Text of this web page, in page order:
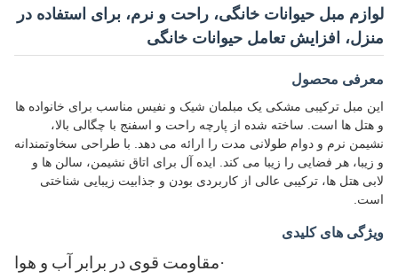
لوازم مبل حیوانات خانگی، راحت و نرم، برای استفاده در
منزل، افزایش تعامل حیوانات خانگی
معرفی محصول
این مبل ترکیبی مشکی یک مبلمان شیک و نفیس مناسب برای خانواده ها
و هتل ها است. ساخته شده از پارچه راحت و اسفنج با چگالی بالا،
نشیمن نرم و دوام طولانی مدت را ارائه می دهد. با طراحی سخاوتمندانه
و زیبا، هر فضایی را زیبا می کند. ایده آل برای اتاق نشیمن، سالن ها و
لابی هتل ها، ترکیبی عالی از کاربردی بودن و جذابیت زیبایی شناختی
است.
ویژگی های کلیدی
·مقاومت قوی در برابر آب و هوا